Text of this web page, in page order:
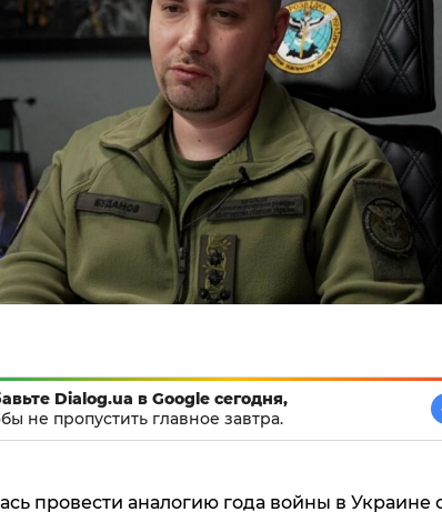
Dialog.ua в Google сегодня,
не пропустить главное завтра.
провести аналогию года войны в Украине